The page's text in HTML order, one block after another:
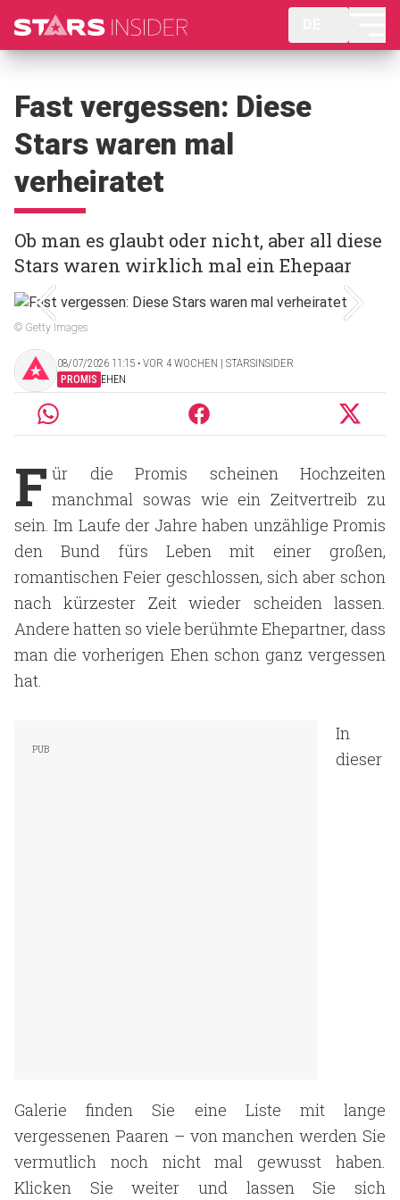
Fast vergessen: Diese
Stars waren mal
verheiratet
Ob man es glaubt oder nicht, aber all diese
Stars waren wirklich mal ein Ehepaar
© Getty Images
08/07/2026 11:15 ‧ VOR 4 WOCHEN | STARSINSIDER
PROMIS EHEN
F ür die Promis scheinen Hochzeiten
manchmal sowas wie ein Zeitvertreib zu
sein. Im Laufe der Jahre haben unzählige Promis
den Bund fürs Leben mit einer großen,
romantischen Feier geschlossen, sich aber schon
nach kürzester Zeit wieder scheiden lassen.
Andere hatten so viele berühmte Ehepartner, dass
man die vorherigen Ehen schon ganz vergessen
hat.
In
dieser
Galerie finden Sie eine Liste mit lange
vergessenen Paaren – von manchen werden Sie
vermutlich noch nicht mal gewusst haben.
Klicken Sie weiter und lassen Sie sich